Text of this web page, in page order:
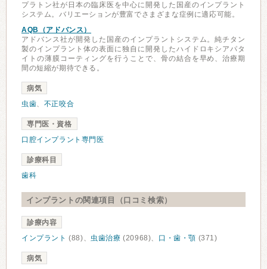
プラトン社が日本の臨床医を中心に開発した国産のインプラント
システム。バリエーションが豊富でさまざまな症例に適応可能。
AQB（アドバンス）
アドバンス社が開発した国産のインプラントシステム。純チタン
製のインプラント体の表面に独自に開発したハイドロキシアパタ
イトの薄膜コーティングを行うことで、骨の結合を早め、治療期
間の短縮が期待できる。
病気
虫歯、 不正咬合
専門医・資格
口腔インプラント専門医
診療科目
歯科
インプラントの関連項目（口コミ検索）
診療内容
インプラント (88)、 虫歯治療 (20968)、 口・歯・顎 (371)
病気